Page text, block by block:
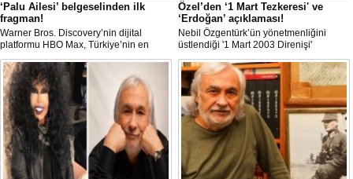
‘Palu Ailesi’ belgeselinden ilk
fragman!
Warner Bros. Discovery’nin dijital
platformu HBO Max, Türkiye’nin en
sarsıcı kriminal vakalarından biri olan
Palu Ailesi dosyasını yeniden gündeme
taşıyor. Belgeselden fragman gelirken,
müebbet hapis cezası alan Tuncer
Ustael'in yıllar sonra konuşması sosyal
medyada gündem oldu.
Özel’den ‘1 Mart Tezkeresi' ve
‘Erdoğan’ açıklaması!
Nebil Özgentürk’ün yönetmenliğini
üstlendiği '1 Mart 2003 Direnişi'
belgeselinin ilk gösterimine katılan
Özgür Özel, burada “Yine aynı Amerika;
bu sefer Trump, yine masum çocuklar
bombardımanla öldürülürken,
Müslüman kanı dökülürken bugün
Türkiye’de yine o gün Irak’ta
yaşananlara "Evet" diyen Recep Tayyip
Erdoğan iktidarda" açıklamasında
bulundu.